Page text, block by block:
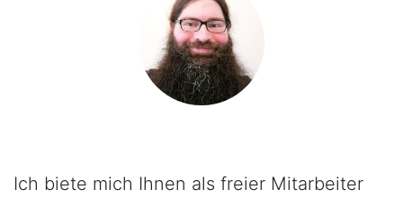
Ich biete mich Ihnen als freier Mitarbeiter